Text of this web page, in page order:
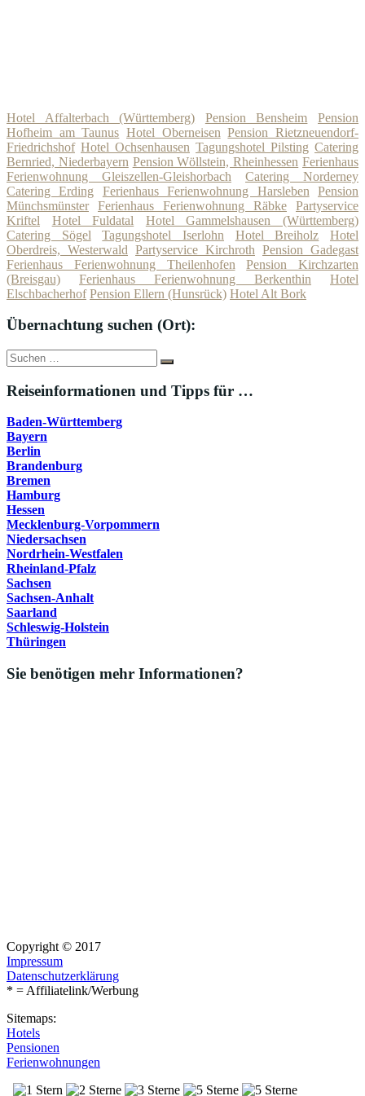
Hotel Affalterbach (Württemberg) Pension Bensheim
Pension
Hofheim am Taunus Hotel Oberneisen Pension Rietzneuendorf-
Friedrichshof Hotel Ochsenhausen Tagungshotel Pilsting Catering
Bernried, Niederbayern Pension Wöllstein, Rheinhessen Ferienhaus
Ferienwohnung Gleiszellen-Gleishorbach
Catering Norderney
Catering Erding
Ferienhaus Ferienwohnung Harsleben
Pension
Münchsmünster
Ferienhaus Ferienwohnung Räbke
Partyservice
Kriftel
Hotel Fuldatal
Hotel Gammelshausen (Württemberg)
Catering Sögel
Tagungshotel Iserlohn Hotel Breiholz
Hotel
Oberdreis, Westerwald Partyservice Kirchroth Pension Gadegast
Ferienhaus Ferienwohnung Theilenhofen
Pension Kirchzarten
(Breisgau)
Ferienhaus Ferienwohnung Berkenthin
Hotel
Elschbacherhof Pension Ellern (Hunsrück) Hotel Alt Bork
Übernachtung suchen (Ort):
Suche
nach:
Suchen
Reiseinformationen und Tipps für …
Baden-Württemberg
Bayern
Berlin
Brandenburg
Bremen
Hamburg
Hessen
Mecklenburg-Vorpommern
Niedersachsen
Nordrhein-Westfalen
Rheinland-Pfalz
Sachsen
Sachsen-Anhalt
Saarland
Schleswig-Holstein
Thüringen
Sie benötigen mehr Informationen?
Copyright © 2017
Impressum
Datenschutzerklärung
* = Affiliatelink/Werbung
Sitemaps:
Hotels
Pensionen
Ferienwohnungen